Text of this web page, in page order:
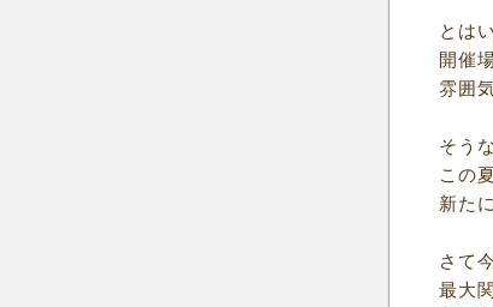
とは
開催
雰囲
そう
この
新た
さて
最大